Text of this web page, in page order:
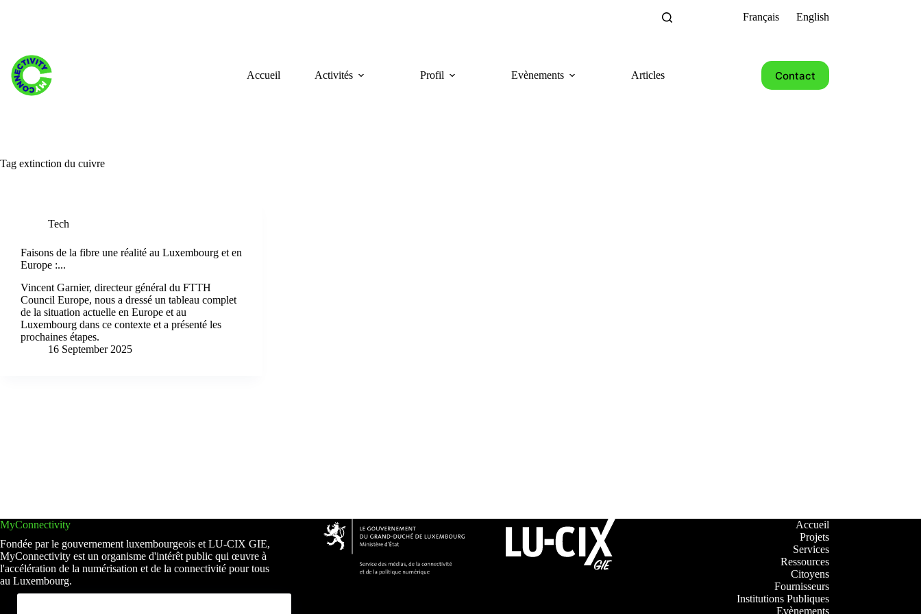
Français English
Accueil Activités Profil Evènements Articles Contact
Tag extinction du cuivre
Tech
Faisons de la fibre une réalité au Luxembourg et en
Europe :...
Vincent Garnier, directeur général du FTTH
Council Europe, nous a dressé un tableau complet
de la situation actuelle en Europe et au
Luxembourg dans ce contexte et a présenté les
prochaines étapes.
16 September 2025
MyConnectivity
Fondée par le gouvernement luxembourgeois et LU-CIX GIE,
MyConnectivity est un organisme d'intérêt public qui œuvre à
l'accélération de la numérisation et de la connectivité pour tous
au Luxembourg.
Accueil
Projets
Services
Ressources
Citoyens
Fournisseurs
Institutions Publiques
Evènements